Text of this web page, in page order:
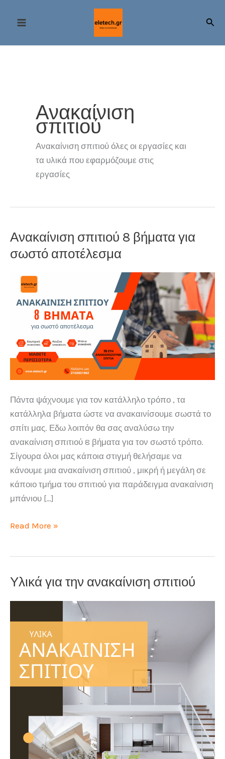
Ανακαίνιση
σπιτιού
Ανακαίνιση σπιτιού όλες οι εργασίες και
τα υλικά που εφαρμόζουμε στις
εργασίες
Ανακαίνιση σπιτιού 8 βήματα για
σωστό αποτέλεσμα
Πάντα ψάχνουμε για τον κατάλληλο τρόπο , τα
κατάλληλα βήματα ώστε να ανακαινίσουμε σωστά το
σπίτι μας. Εδω λοιπόν θα σας αναλύσω την
ανακαίνιση σπιτιού 8 βήματα για τον σωστό τρόπο.
Σίγουρα όλοι μας κάποια στιγμή θελήσαμε να
κάνουμε μια ανακαίνιση σπιτιού , μικρή ή μεγάλη σε
κάποιο τμήμα του σπιτιού για παράδειγμα ανακαίνιση
μπάνιου […]
Ανακαίνιση
για
Read More »
Υλικά για την ανακαίνιση σπιτιού